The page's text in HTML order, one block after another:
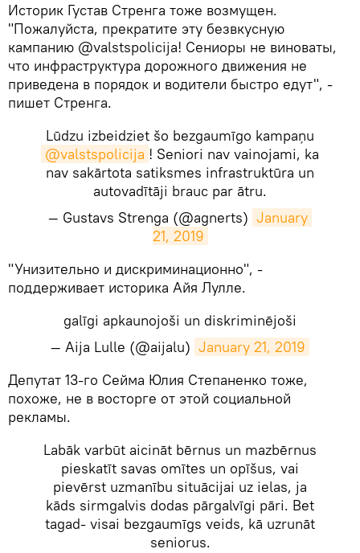
Историк Густав Стренга тоже возмущен.
"Пожалуйста, прекратите эту безвкусную
кампанию @valstspolicija! Сениоры не виноваты,
что инфраструктура дорожного движения не
приведена в порядок и водители быстро едут", -
пишет Стренга.
Lūdzu izbeidziet šo bezgaumīgo kampaņu
@valstspolicija ! Seniori nav vainojami, ka
nav sakārtota satiksmes infrastruktūra un
autovadītāji brauc par ātru.
— Gustavs Strenga (@agnerts) January
21, 2019
​"Унизительно и дискриминационно", -
поддерживает историка Айя Лулле.
galīgi apkaunojoši un diskriminējoši
— Aija Lulle (@aijalu) January 21, 2019
​Депутат 13-го Сейма Юлия Степаненко тоже,
похоже, не в восторге от этой социальной
рекламы.
Labāk varbūt aicināt bērnus un mazbērnus
pieskatīt savas omītes un opīšus, vai
pievērst uzmanību situācijai uz ielas, ja
kāds sirmgalvis dodas pārgalvīgi pāri. Bet
tagad- visai bezgaumīgs veids, kā uzrunāt
seniorus.